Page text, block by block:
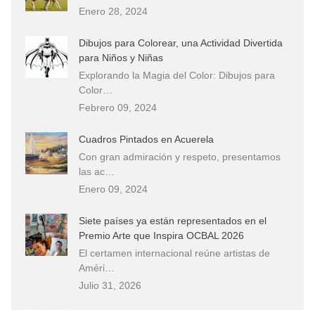
El mundo del arte en pintura surrealista
Enero 28, 2024
Dibujos para Colorear, una Actividad Divertida
para Niños y Niñas
Explorando la Magia del Color: Dibujos para
Color…
Febrero 09, 2024
Cuadros Pintados en Acuerela
Con gran admiración y respeto, presentamos
las ac…
Enero 09, 2024
Siete países ya están representados en el
Premio Arte que Inspira OCBAL 2026
El certamen internacional reúne artistas de
Améri…
Julio 31, 2026